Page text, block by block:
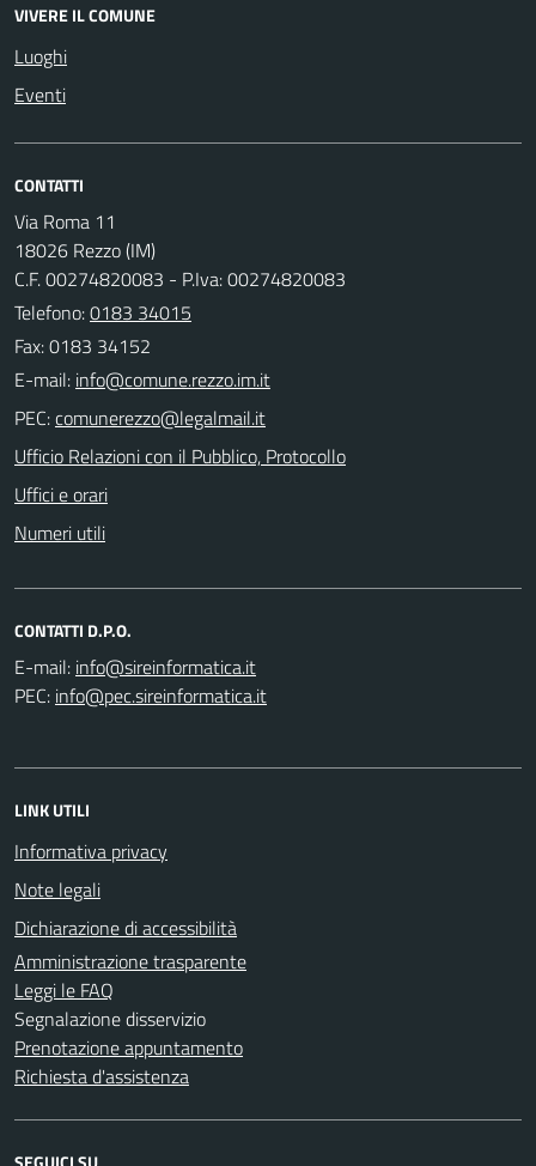
VIVERE IL COMUNE
Luoghi
Eventi
CONTATTI
Via Roma 11
18026 Rezzo (IM)
C.F. 00274820083 - P.Iva: 00274820083
Telefono:0183 34015
Fax: 0183 34152
E-mail:
PEC:
Ufficio Relazioni con il Pubblico, Protocollo
Uffici e orari
Numeri utili
CONTATTI D.P.O.
E-mail:
PEC:
LINK UTILI
Informativa privacy
Note legali
Dichiarazione di accessibilità
Amministrazione trasparente
Leggi le FAQ
Segnalazione disservizio
Prenotazione appuntamento
Richiesta d'assistenza